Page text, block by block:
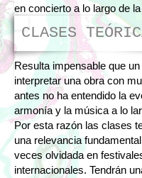
en concierto a lo largo de
CLASES
Resulta impensable que
interpretar una obra con
antes no ha entendido la
armonía y la música a lo
Por esta razón las clases
una relevancia
veces olvidada en
internacionales. Tendrán